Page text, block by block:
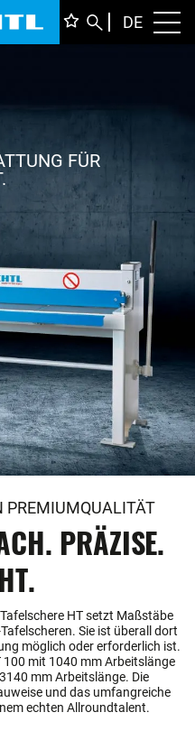
DE
FÜR
PREMIUMQUALITÄT
PRÄZISE.
HT setzt Maßstäbe
Sie ist überall dort
möglich oder erforderlich ist.
mit 1040 mm Arbeitslänge
mm Arbeitslänge. Die
und das umfangreiche
echten Allroundtalent.